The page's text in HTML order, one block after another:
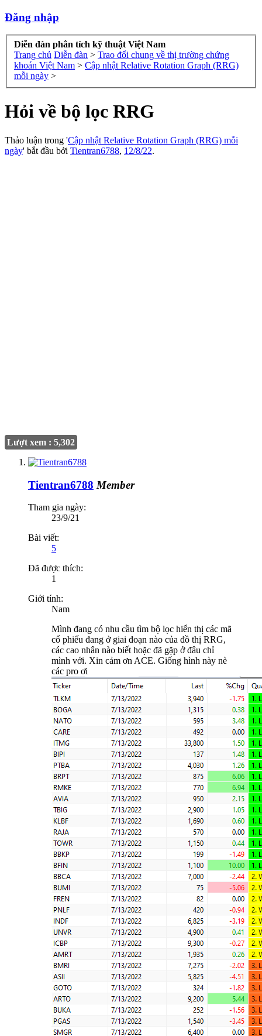
Đăng nhập
Diễn đàn phân tích kỹ thuật Việt Nam
Trang chủ Diễn đàn > Trao đổi chung về thị trường chứng
khoán Việt Nam > Cập nhật Relative Rotation Graph (RRG)
mỗi ngày >
Hỏi về bộ lọc RRG
Thảo luận trong 'Cập nhật Relative Rotation Graph (RRG) mỗi
ngày' bắt đầu bởi Tientran6788, 12/8/22.
Lượt xem : 5,302
Tientran6788 Member
Tham gia ngày:
23/9/21
Bài viết:
5
Đã được thích:
1
Giới tính:
Nam
Mình đang có nhu cầu tìm bộ lọc hiển thị các mã
cổ phiếu đang ở giai đoạn nào của đồ thị RRG,
các cao nhân nào biết hoặc đã gặp ở đâu chỉ
mình với. Xin cảm ơn ACE. Giống hình này nè
các pro ơi